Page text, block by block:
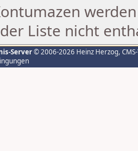
Liste nicht
Server© 2006-2026 Heinz Herzog,